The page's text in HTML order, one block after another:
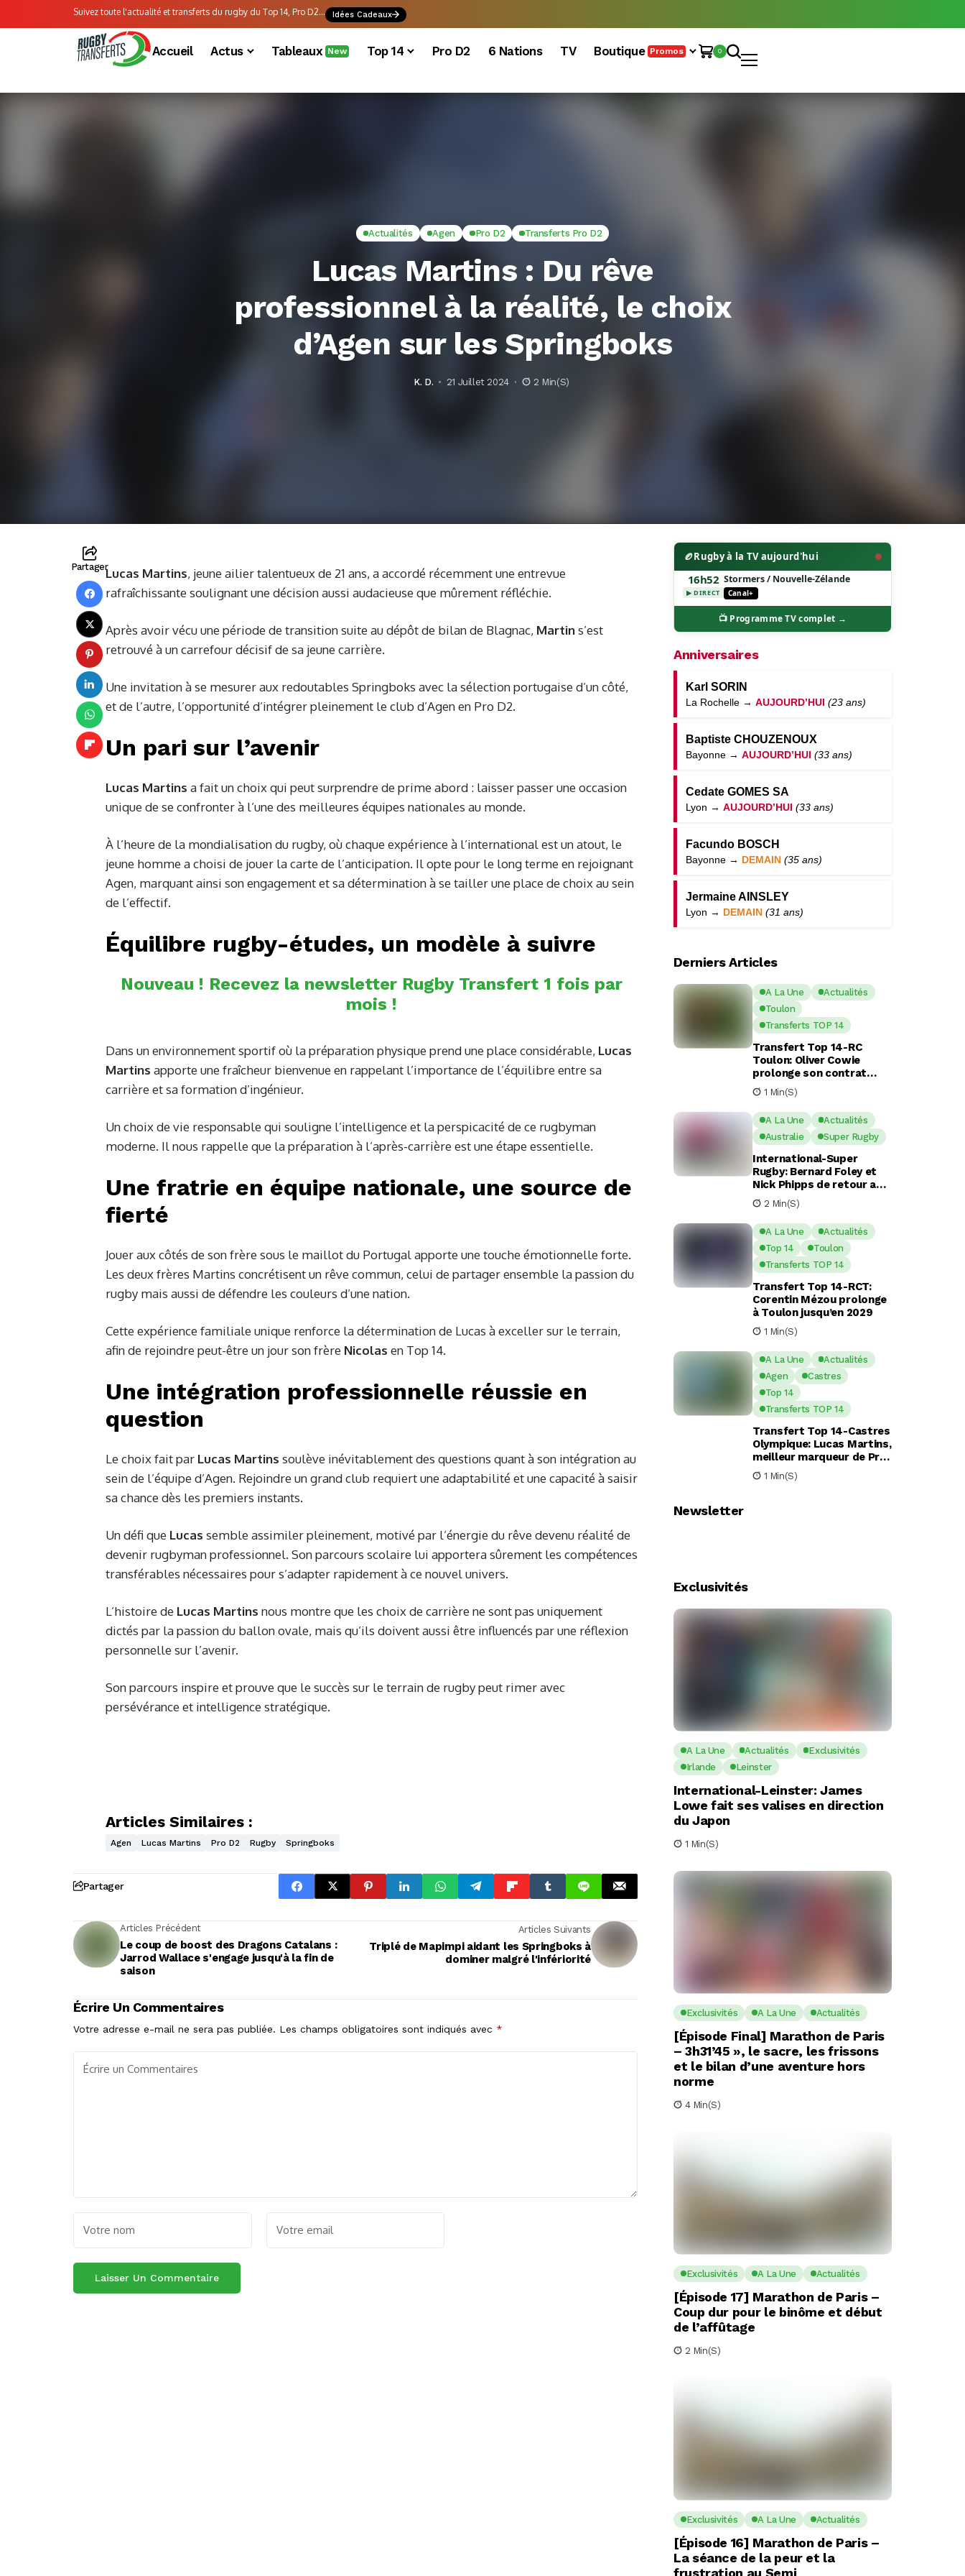
Suivez toute l'actualité et transferts du rugby du Top 14, Pro D2... Idées Cadeaux
Accueil Actus Tableaux New Top 14 Pro D2 6 Nations TV Boutique Promos 0
Actualités Agen Pro D2 Transferts Pro D2
Lucas Martins : Du rêve
professionnel à la réalité, le choix
d’Agen sur les Springboks
K. D. 21 Juillet 2024 2 Min(s)
PartagerLucas Martins, jeune ailier talentueux de 21 ans, a accordé récemment une entrevue
rafraîchissante soulignant une décision aussi audacieuse que mûrement réfléchie.
Après avoir vécu une période de transition suite au dépôt de bilan de Blagnac, Martins’est
retrouvé à un carrefour décisif de sa jeune carrière.
Une invitation à se mesurer aux redoutables Springboks avec la sélection portugaise d’un côté,
et de l’autre, l’opportunité d’intégrer pleinement le club d’Agen en Pro D2.
Un pari sur l’avenir
Lucas Martins a fait un choix qui peut surprendre de prime abord : laisser passer une occasion
unique de se confronter à l’une des meilleures équipes nationales au monde.
À l’heure de la mondialisation du rugby, où chaque expérience à l’international est un atout, le
jeune homme a choisi de jouer la carte de l’anticipation. Il opte pour le long terme en rejoignant
Agen, marquant ainsi son engagement et sa détermination à se tailler une place de choix au sein
de l’effectif.
Équilibre rugby-études, un modèle à suivre
Nouveau ! Recevez la newsletter Rugby Transfert 1 fois par
mois !
Dans un environnement sportif où la préparation physique prend une place considérable, Lucas
Martins apporte une fraîcheur bienvenue en rappelant l’importance de l’équilibre entre sa
carrière et sa formation d’ingénieur.
Un choix de vie responsable qui souligne l’intelligence et la perspicacité de ce rugbyman
moderne. Il nous rappelle que la préparation à l’après-carrière est une étape essentielle.
Une fratrie en équipe nationale, une source de
fierté
Jouer aux côtés de son frère sous le maillot du Portugal apporte une touche émotionnelle forte.
Les deux frères Martins concrétisent un rêve commun, celui de partager ensemble la passion du
rugby mais aussi de défendre les couleurs d’une nation.
Cette expérience familiale unique renforce la détermination de Lucas à exceller sur le terrain,
afin de rejoindre peut-être un jour son frère Nicolas en Top 14.
Une intégration professionnelle réussie en
question
Le choix fait par Lucas Martins soulève inévitablement des questions quant à son intégration au
sein de l’équipe d’Agen. Rejoindre un grand club requiert une adaptabilité et une capacité à saisir
sa chance dès les premiers instants.
Un défi que Lucas semble assimiler pleinement, motivé par l’énergie du rêve devenu réalité de
devenir rugbyman professionnel. Son parcours scolaire lui apportera sûrement les compétences
transférables nécessaires pour s’adapter rapidement à ce nouvel univers.
L’histoire de Lucas Martins nous montre que les choix de carrière ne sont pas uniquement
dictés par la passion du ballon ovale, mais qu’ils doivent aussi être influencés par une réflexion
personnelle sur l’avenir.
Son parcours inspire et prouve que le succès sur le terrain de rugby peut rimer avec
persévérance et intelligence stratégique.
Articles Similaires :
Agen Lucas Martins Pro D2 Rugby Springboks
Partager
Articles Précédent
Le coup de boost des Dragons Catalans :
Jarrod Wallace s'engage jusqu'à la fin de
saison
Articles Suivants
Triplé de Mapimpi aidant les Springboks à
dominer malgré l'infériorité
Écrire Un Commentaires
Votre adresse e-mail ne sera pas publiée. Les champs obligatoires sont indiqués avec *
🏉Rugby à la TV aujourd'hui
16h52
▶ DIRECT
Stormers / Nouvelle-Zélande
Canal+
📺 Programme TV complet →
Anniversaires
Karl SORIN
La Rochelle → AUJOURD’HUI (23 ans)
Baptiste CHOUZENOUX
Bayonne → AUJOURD’HUI (33 ans)
Cedate GOMES SA
Lyon → AUJOURD’HUI (33 ans)
Facundo BOSCH
Bayonne → DEMAIN (35 ans)
Jermaine AINSLEY
Lyon → DEMAIN (31 ans)
Derniers Articles
A La Une
Actualités
Toulon
Transferts TOP 14
Transfert Top 14-RC
Toulon: Oliver Cowie
prolonge son contrat
avec le RCT jusqu’en 2029
1 Min(s)
A La Une
Actualités
Australie
Super Rugby
International-Super
Rugby: Bernard Foley et
Nick Phipps de retour aux
Waratahs
2 Min(s)
A La Une
Actualités
Top 14
Toulon
Transferts TOP 14
Transfert Top 14-RCT:
Corentin Mézou prolonge
à Toulon jusqu’en 2029
1 Min(s)
A La Une
Actualités
Agen
Castres
Top 14
Transferts TOP 14
Transfert Top 14-Castres
Olympique: Lucas Martins,
meilleur marqueur de Pro
D2, en route pour Castres
?
1 Min(s)
Newsletter
Exclusivités
A La Une Actualités
Exclusivités
Irlande
Leinster
International-Leinster: James
Lowe fait ses valises en direction
du Japon
1 Min(s)
Exclusivités A La Une Actualités
[Épisode Final] Marathon de Paris
– 3h31’45 », le sacre, les frissons
et le bilan d’une aventure hors
norme
4 Min(s)
Exclusivités A La Une Actualités
[Épisode 17] Marathon de Paris –
Coup dur pour le binôme et début
de l’affûtage
2 Min(s)
Exclusivités A La Une Actualités
[Épisode 16] Marathon de Paris –
La séance de la peur et la
frustration au Semi